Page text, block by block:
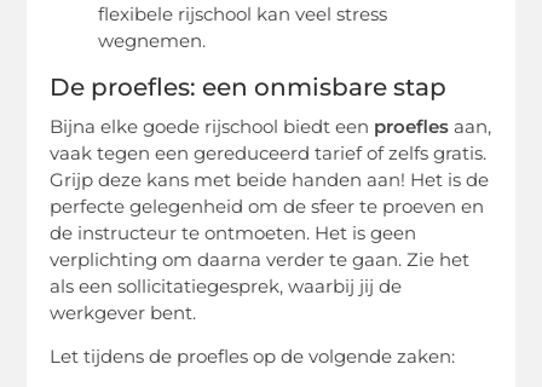
flexibele rijschool kan veel stress
wegnemen.
De proefles: een onmisbare stap
Bijna elke goede rijschool biedt een proefles aan,
vaak tegen een gereduceerd tarief of zelfs gratis.
Grijp deze kans met beide handen aan! Het is de
perfecte gelegenheid om de sfeer te proeven en
de instructeur te ontmoeten. Het is geen
verplichting om daarna verder te gaan. Zie het
als een sollicitatiegesprek, waarbij jij de
werkgever bent.
Let tijdens de proefles op de volgende zaken: